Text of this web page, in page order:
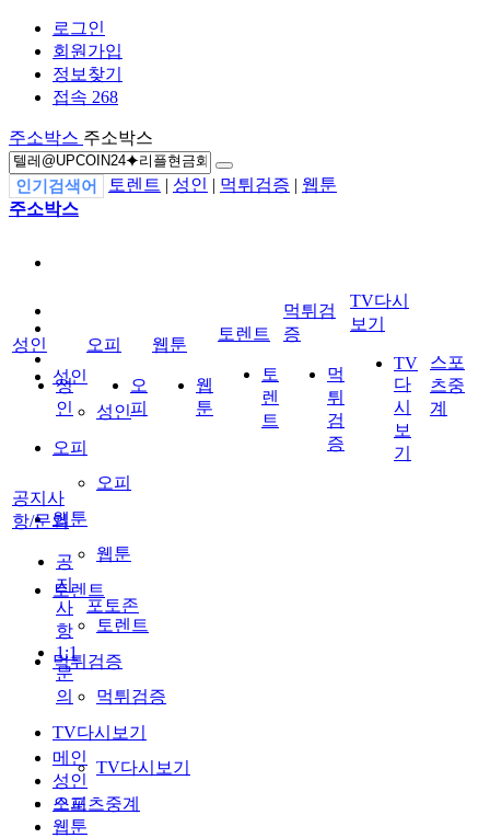
로그인
회원가입
정보찾기
접속 268
주소박스 주소박스
인기검색어 토렌트 | 성인 | 먹튀검증 | 웹툰
주소박스
성인
성인
오피
오피
웹툰
웹툰
토렌트
토렌트
먹튀검증
먹튀검증
TV다시보기
TV다시보기
스포츠중계
성인
성
인
오피
오
피
웹툰
웹
툰
토렌트
토
렌
트
먹튀검
증
먹
튀
검
증
TV다시
보기
TV
다
시
보
기
스포
츠중
계
공지사
항/문의
공
지
사
항
1:1
문
의
포토존
메인
성인
오피
웹툰